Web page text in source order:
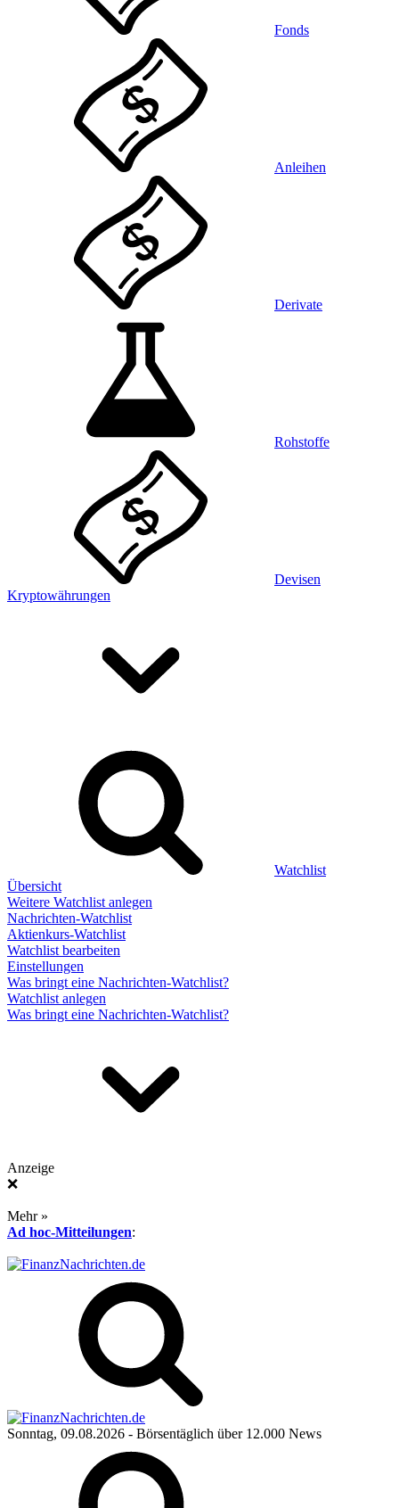
Fonds
Anleihen
Derivate
Rohstoffe
Devisen
Kryptowährungen
Watchlist
Übersicht
Weitere Watchlist anlegen
Nachrichten-Watchlist
Aktienkurs-Watchlist
Watchlist bearbeiten
Einstellungen
Was bringt eine Nachrichten-Watchlist?
Watchlist anlegen
Was bringt eine Nachrichten-Watchlist?
Anzeige
❌
Mehr »
Ad hoc-Mitteilungen:
Sonntag, 09.08.2026 - Börsentäglich über 12.000 News